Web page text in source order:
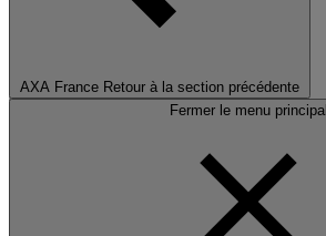
AXA France Retour à la section précédente
Fermer le menu principal